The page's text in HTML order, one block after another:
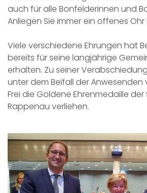
auch für alle Bonfelderinnen und
Anliegen Sie immer ein offenes Ohr
Viele verschiedene Ehrungen hat
bereits für seine langjährige
erhalten. Zu seiner
unter dem Beifall der Anwesenden
Frei die Goldene Ehrenmedaille
Rappenau verliehen.